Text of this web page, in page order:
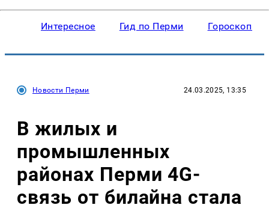
Интересное Гид по Перми Гороскопы
Новости Перми 24.03.2025, 13:35
В жилых и
промышленных
районах Перми 4G-
связь от билайна стала